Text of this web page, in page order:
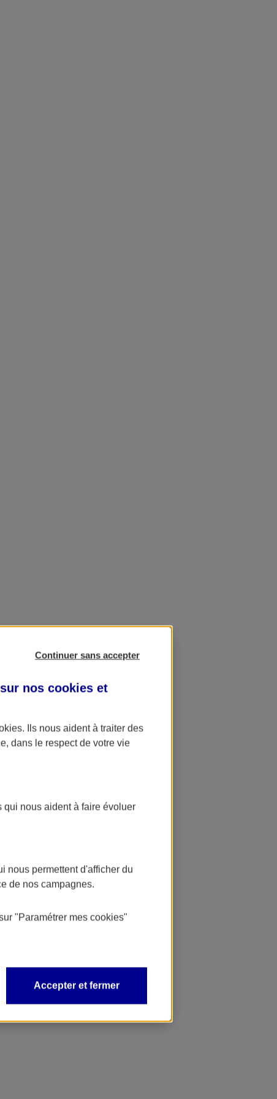
Continuer sans accepter
nos cookies et
. Ils nous aident à traiter des
dans le respect de votre vie
qui nous aident à faire évoluer
nous permettent d'afficher du
de nos campagnes.
"Paramétrer mes cookies"
Accepter et fermer